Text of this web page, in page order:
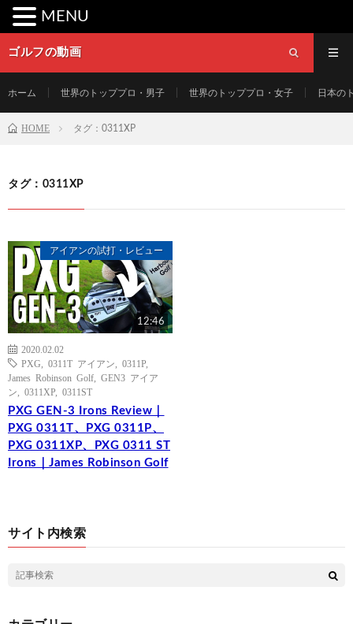
ゴルフの動画
ホーム 世界のトッププロ・男子 世界のトッププロ・女子 日本の
HOME タグ：0311XP
タグ：0311XP
アイアンの試打・レビュー
12:46
2020.02.02
PXG
0311T アイアン 0311P
James Robinson Golf
GEN3 アイア
ン
0311XP 0311ST
PXG GEN-3 Irons Review｜
PXG 0311T、PXG 0311P、
PXG 0311XP、PXG 0311 ST
Irons｜James Robinson Golf
サイト内検索
MENU